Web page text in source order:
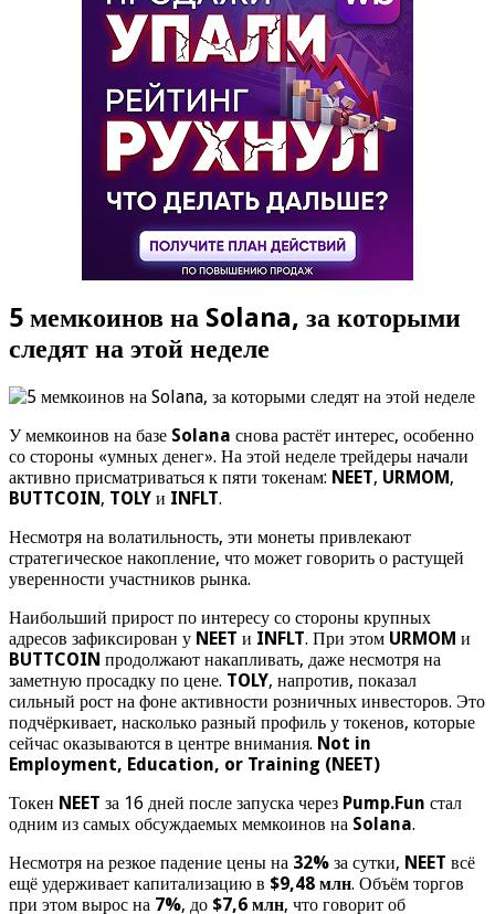
5 мемкоинов на Solana, за которыми
следят на этой неделе
У мемкоинов на базе Solana снова растёт интерес, особенно
со стороны «умных денег». На этой неделе трейдеры начали
активно присматриваться к пяти токенам: NEET, URMOM,
BUTTCOIN, TOLY и INFLT.
Несмотря на волатильность, эти монеты привлекают
стратегическое накопление, что может говорить о растущей
уверенности участников рынка.
Наибольший прирост по интересу со стороны крупных
адресов зафиксирован у NEET и INFLT. При этом URMOM и
BUTTCOIN продолжают накапливать, даже несмотря на
заметную просадку по цене. TOLY, напротив, показал
сильный рост на фоне активности розничных инвесторов. Это
подчёркивает, насколько разный профиль у токенов, которые
сейчас оказываются в центре внимания. Not in
Employment, Education, or Training (NEET)
Токен NEET за 16 дней после запуска через Pump.Fun стал
одним из самых обсуждаемых мемкоинов на Solana.
Несмотря на резкое падение цены на 32% за сутки, NEET всё
ещё удерживает капитализацию в $9,48 млн. Объём торгов
при этом вырос на 7%, до $7,6 млн, что говорит об